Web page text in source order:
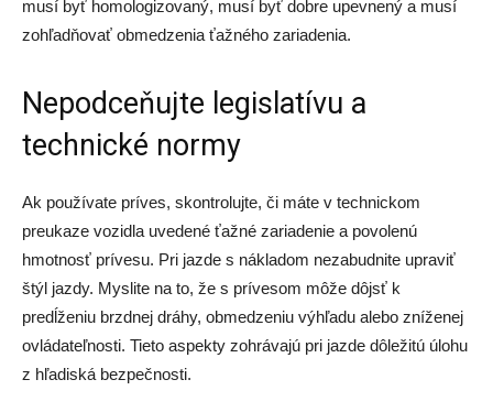
musí byť homologizovaný, musí byť dobre upevnený a musí
zohľadňovať obmedzenia ťažného zariadenia.
Nepodceňujte legislatívu a
technické normy
Ak používate príves, skontrolujte, či máte v technickom
preukaze vozidla uvedené ťažné zariadenie a povolenú
hmotnosť prívesu. Pri jazde s nákladom nezabudnite upraviť
štýl jazdy. Myslite na to, že s prívesom môže dôjsť k
predĺženiu brzdnej dráhy, obmedzeniu výhľadu alebo zníženej
ovládateľnosti. Tieto aspekty zohrávajú pri jazde dôležitú úlohu
z hľadiská bezpečnosti.